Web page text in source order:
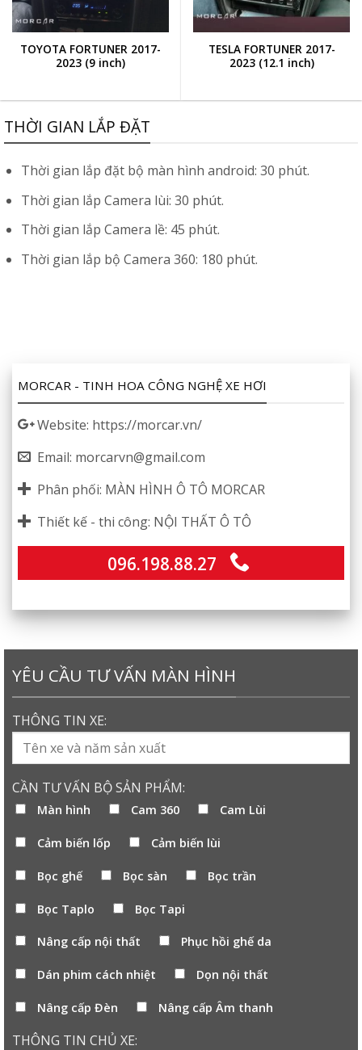
TOYOTA FORTUNER 2017-
2023 (9 inch)
TESLA FORTUNER 2017-
2023 (12.1 inch)
THỜI GIAN LẮP ĐẶT
Thời gian lắp đặt bộ màn hình android: 30 phút.
Thời gian lắp Camera lùi: 30 phút.
Thời gian lắp Camera lề: 45 phút.
Thời gian lắp bộ Camera 360: 180 phút.
MORCAR - TINH HOA CÔNG NGHỆ XE HƠI
Website: https://morcar.vn/
Email: morcarvn@gmail.com
Phân phối: MÀN HÌNH Ô TÔ MORCAR
Thiết kế - thi công: NỘI THẤT Ô TÔ
096.198.88.27
YÊU CẦU TƯ VẤN MÀN HÌNH
THÔNG TIN XE:
CẦN TƯ VẤN BỘ SẢN PHẨM:
Màn hình Cam 360 Cam Lùi
Cảm biến lốp Cảm biến lùi
Bọc ghế Bọc sàn Bọc trần
Bọc Taplo Bọc Tapi
Nâng cấp nội thất Phục hồi ghế da
Dán phim cách nhiệt Dọn nội thất
Nâng cấp Đèn Nâng cấp Âm thanh
THÔNG TIN CHỦ XE: